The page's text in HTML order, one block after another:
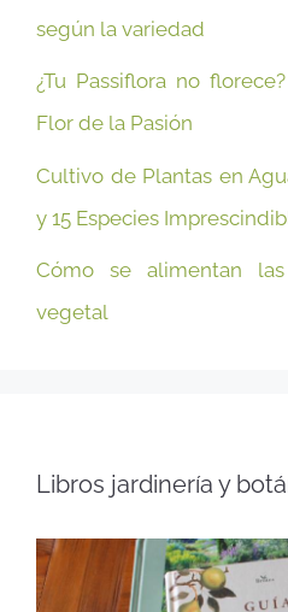
según la variedad
¿Tu Passiflora no
Flor de la Pasión
Cultivo de Plantas en
y 15 Especies
Cómo se alimentan
vegetal
Libros jardinería y